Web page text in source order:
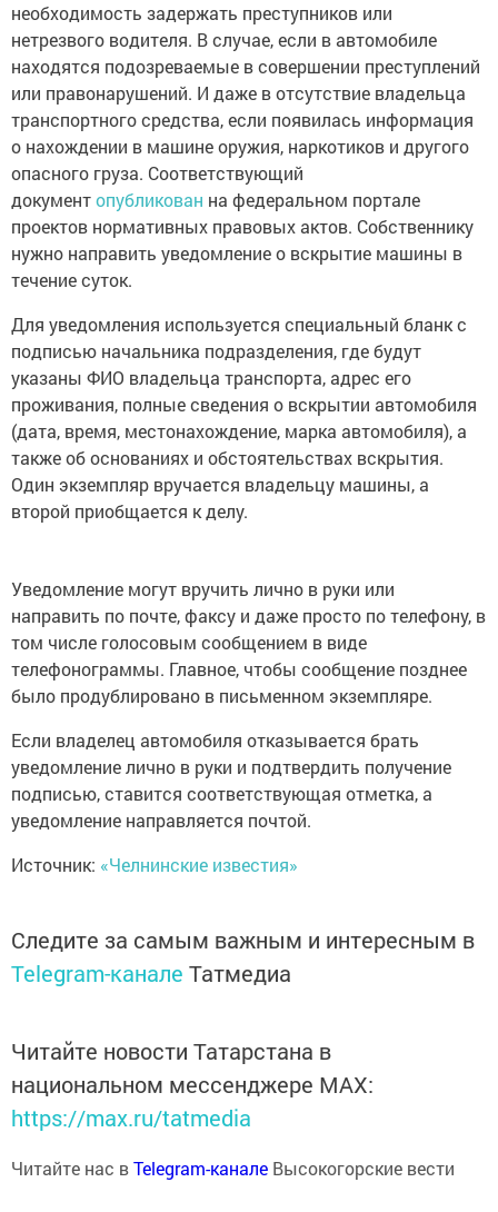
необходимость задержать преступников или
нетрезвого водителя. В случае, если в автомобиле
находятся подозреваемые в совершении преступлений
или правонарушений. И даже в отсутствие владельца
транспортного средства, если появилась информация
о нахождении в машине оружия, наркотиков и другого
опасного груза. Соответствующий
документопубликован на федеральном портале
проектов нормативных правовых актов. Собственнику
нужно направить уведомление о вскрытие машины в
течение суток.
Для уведомления используется специальный бланк с
подписью начальника подразделения, где будут
указаны ФИО владельца транспорта, адрес его
проживания, полные сведения о вскрытии автомобиля
(дата, время, местонахождение, марка автомобиля), а
также об основаниях и обстоятельствах вскрытия.
Один экземпляр вручается владельцу машины, а
второй приобщается к делу.
Уведомление могут вручить лично в руки или
направить по почте, факсу и даже просто по телефону, в
том числе голосовым сообщением в виде
телефонограммы. Главное, чтобы сообщение позднее
было продублировано в письменном экземпляре.
Если владелец автомобиля отказывается брать
уведомление лично в руки и подтвердить получение
подписью, ставится соответствующая отметка, а
уведомление направляется почтой.
Источник: «Челнинские известия»
Следите за самым важным и интересным в
Telegram-канале Татмедиа
Читайте новости Татарстана в
национальном мессенджере MАХ:
https://max.ru/tatmedia
Читайте нас вTelegram-канале Высокогорские вести